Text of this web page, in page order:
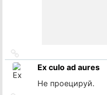
на
источникEx culo ad aures
Не проецируй.